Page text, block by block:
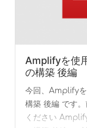
Amplifyを使
の構築 後編
今回、Amplify
構築 後編 です
ください